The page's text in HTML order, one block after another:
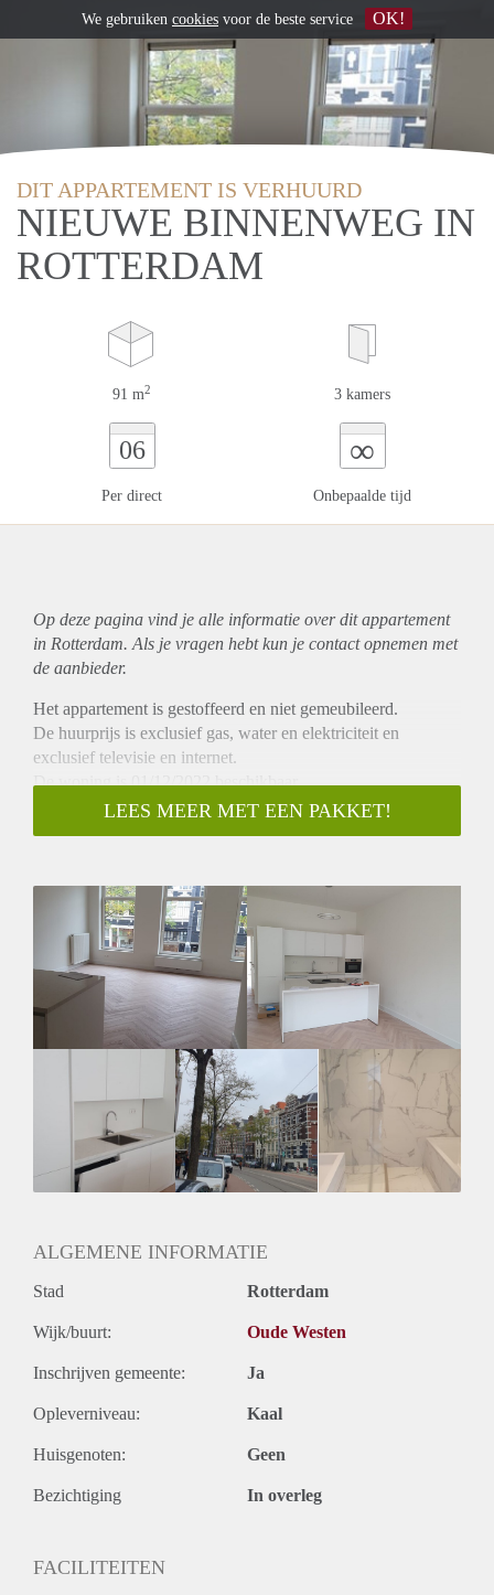
DIT APPARTEMENT IS VERHUURD
NIEUWE BINNENWEG IN
ROTTERDAM
91 m2 3 kamers
06
Per direct
∞
Onbepaalde tijd
Op deze pagina vind je alle informatie over ditappartement
in Rotterdam. Als je vragen hebt kun je contact opnemen met
de aanbieder.
Het appartement is gestoffeerd en niet gemeubileerd.
De huurprijs is exclusief gas, water en elektriciteit en
exclusief televisie en internet.
De woning is 01/12/2022 beschikbaar.
Waarborgsom is 2x de maandhuur.
Nieuwe Binnenweg 167-B is gelegen in de buurt Oude
loopafstand van een supermarkt en loopafstand van een
treinstation.
LEES MEER MET EEN PAKKET!
ALGEMENE INFORMATIE
Stad Rotterdam
Wijk/buurt: Oude Westen
Inschrijven gemeente: Ja
Opleverniveau: Kaal
Huisgenoten: Geen
Bezichtiging In overleg
FACILITEITEN
We gebruiken cookies voor de beste service OK!